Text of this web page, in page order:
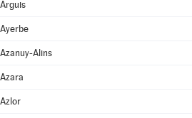
Arguis
Ayerbe
Azanuy-Alins
Azara
Azlor